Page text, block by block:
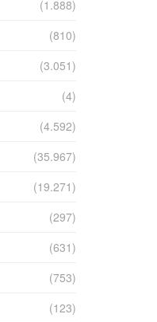
(1.888)
(810)
(3.051)
(4)
(4.592)
(35.967)
(19.271)
(297)
(631)
(753)
(123)